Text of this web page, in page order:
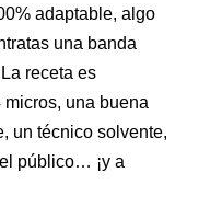
adaptable, algo
una banda
receta es
una buena
un técnico solvente,
público… ¡y a